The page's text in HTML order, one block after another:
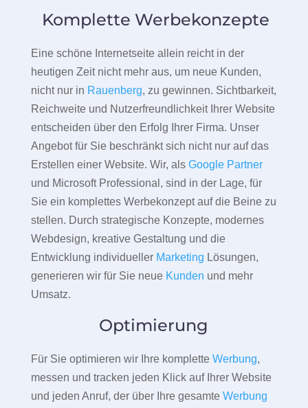
Komplette Werbekonzepte
Eine schöne Internetseite allein reicht in der
heutigen Zeit nicht mehr aus, um neue Kunden,
nicht nur in Rauenberg, zu gewinnen. Sichtbarkeit,
Reichweite und Nutzerfreundlichkeit Ihrer Website
entscheiden über den Erfolg Ihrer Firma. Unser
Angebot für Sie beschränkt sich nicht nur auf das
Erstellen einer Website. Wir, als Google Partner
und Microsoft Professional, sind in der Lage, für
Sie ein komplettes Werbekonzept auf die Beine zu
stellen. Durch strategische Konzepte, modernes
Webdesign, kreative Gestaltung und die
Entwicklung individueller Marketing Lösungen,
generieren wir für Sie neue Kunden und mehr
Umsatz.
Optimierung
Für Sie optimieren wir Ihre komplette Werbung,
messen und tracken jeden Klick auf Ihrer Website
und jeden Anruf, der über Ihre gesamte Werbung